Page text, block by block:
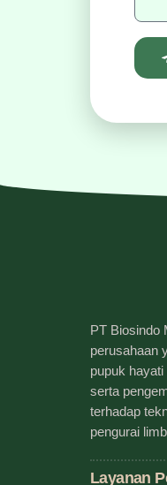
PT Biosindo
perusahaan
pupuk
serta
terhadap
pengurai
Layanan